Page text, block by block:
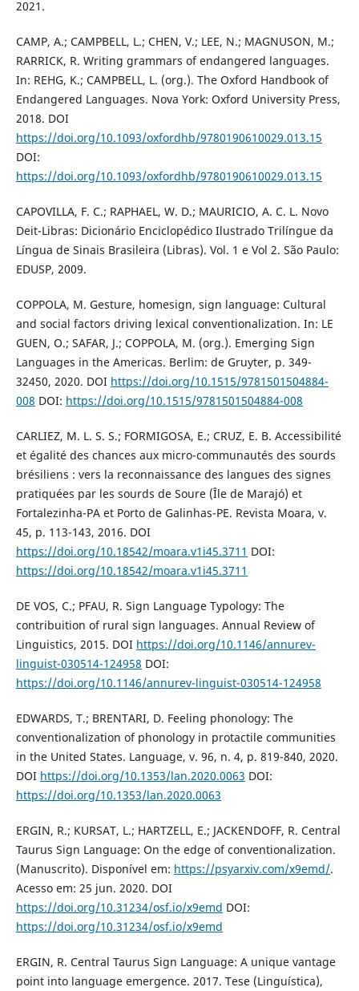
2021.
CAMP, A.; CAMPBELL, L.; CHEN, V.; LEE, N.; MAGNUSON, M.;
RARRICK, R. Writing grammars of endangered languages.
In: REHG, K.; CAMPBELL, L. (org.). The Oxford Handbook of
Endangered Languages. Nova York: Oxford University Press,
2018. DOI
https://doi.org/10.1093/oxfordhb/9780190610029.013.15
DOI:
https://doi.org/10.1093/oxfordhb/9780190610029.013.15
CAPOVILLA, F. C.; RAPHAEL, W. D.; MAURICIO, A. C. L. Novo
Deit-Libras: Dicionário Enciclopédico Ilustrado Trilíngue da
Língua de Sinais Brasileira (Libras). Vol. 1 e Vol 2. São Paulo:
EDUSP, 2009.
COPPOLA, M. Gesture, homesign, sign language: Cultural
and social factors driving lexical conventionalization. In: LE
GUEN, O.; SAFAR, J.; COPPOLA, M. (org.). Emerging Sign
Languages in the Americas. Berlim: de Gruyter, p. 349-
32450, 2020. DOI https://doi.org/10.1515/9781501504884-
008 DOI: https://doi.org/10.1515/9781501504884-008
CARLIEZ, M. L. S. S.; FORMIGOSA, E.; CRUZ, E. B. Accessibilité
et égalité des chances aux micro-communautés des sourds
brésiliens : vers la reconnaissance des langues des signes
pratiquées par les sourds de Soure (Île de Marajó) et
Fortalezinha-PA et Porto de Galinhas-PE. Revista Moara, v.
45, p. 113-143, 2016. DOI
https://doi.org/10.18542/moara.v1i45.3711 DOI:
https://doi.org/10.18542/moara.v1i45.3711
DE VOS, C.; PFAU, R. Sign Language Typology: The
contribuition of rural sign languages. Annual Review of
Linguistics, 2015. DOI https://doi.org/10.1146/annurev-
linguist-030514-124958 DOI:
https://doi.org/10.1146/annurev-linguist-030514-124958
EDWARDS, T.; BRENTARI, D. Feeling phonology: The
conventionalization of phonology in protactile communities
in the United States. Language, v. 96, n. 4, p. 819-840, 2020.
DOI https://doi.org/10.1353/lan.2020.0063 DOI:
https://doi.org/10.1353/lan.2020.0063
ERGIN, R.; KURSAT, L.; HARTZELL, E.; JACKENDOFF, R. Central
Taurus Sign Language: On the edge of conventionalization.
(Manuscrito). Disponível em: https://psyarxiv.com/x9emd/.
Acesso em: 25 jun. 2020. DOI
https://doi.org/10.31234/osf.io/x9emd DOI:
https://doi.org/10.31234/osf.io/x9emd
ERGIN, R. Central Taurus Sign Language: A unique vantage
point into language emergence. 2017. Tese (Linguística),